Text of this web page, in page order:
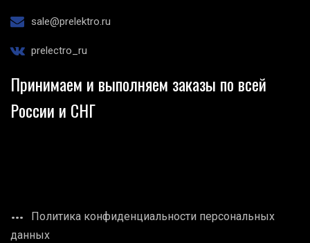
sale@prelektro.ru
prelectro_ru
Принимаем и выполняем заказы по всей
России и СНГ
Политика конфиденциальности персональных
данных